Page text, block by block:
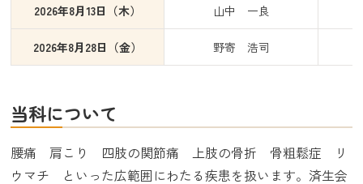
2026年8月13日（木） 山中 一良
2026年8月28日（金） 野寄 浩司
当科について
腰痛 肩こり 四肢の関節痛 上肢の骨折 骨粗鬆症 リ
ウマチ といった広範囲にわたる疾患を扱います。済生会